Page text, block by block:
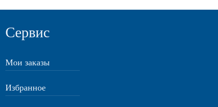
Сервис
Мои заказы
Избранное